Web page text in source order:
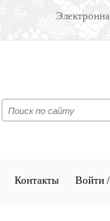
Контакты Войти /